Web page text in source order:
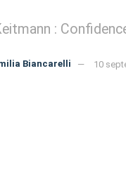
:
Biancarelli 10